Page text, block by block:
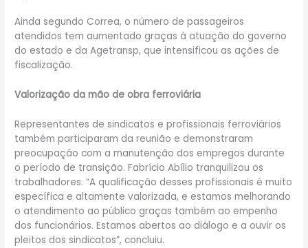
Ainda segundo Correa, o número de passageiros
atendidos tem aumentado graças à atuação do governo
do estado e da Agetransp, que intensificou as ações de
fiscalização.
Valorização da mão de obra ferroviária
Representantes de sindicatos e profissionais ferroviários
também participaram da reunião e demonstraram
preocupação com a manutenção dos empregos durante
o período de transição. Fabrício Abílio tranquilizou os
trabalhadores. “A qualificação desses profissionais é muito
específica e altamente valorizada, e estamos melhorando
o atendimento ao público graças também ao empenho
dos funcionários. Estamos abertos ao diálogo e a ouvir os
pleitos dos sindicatos”, concluiu.